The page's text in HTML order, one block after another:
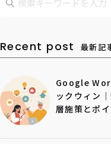
Recent post 最新記
Google
ックウィン
層施策とポ